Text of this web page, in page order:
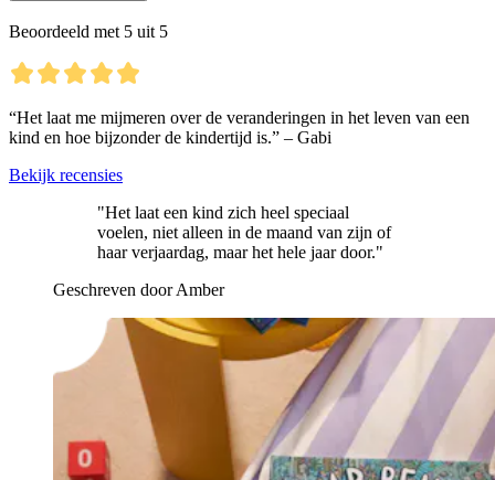
Beoordeeld met 5 uit 5
“Het laat me mijmeren over de veranderingen in het leven van een
kind en hoe bijzonder de kindertijd is.” – Gabi
Bekijk recensies
"Het laat een kind zich heel speciaal
voelen, niet alleen in de maand van zijn of
haar verjaardag, maar het hele jaar door."
Geschreven door Amber